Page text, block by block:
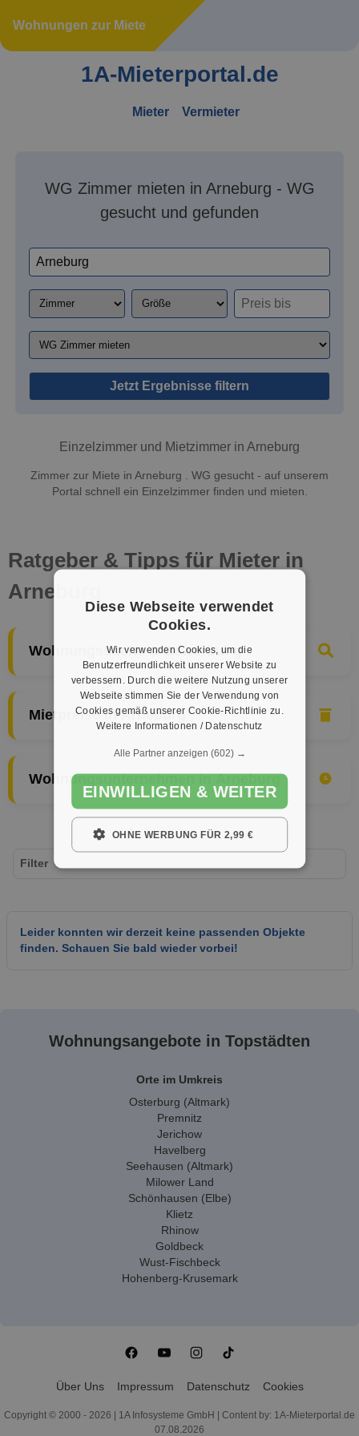
Wohnungen zur Miete
1A-Mieterportal.de
Mieter Vermieter
WG Zimmer mieten in Arneburg - WG
gesucht und gefunden
Jetzt Ergebnisse filtern
Einzelzimmer und Mietzimmer in Arneburg
Zimmer zur Miete in Arneburg . WG gesucht - auf unserem
Portal schnell ein Einzelzimmer finden und mieten.
Ratgeber & Tipps für Mieter in
Arneburg
Wohnungssuche & Bewerbung
Mietpreise in Arneburg
Wohnungsunternehmen in Arneburg
Leider konnten wir derzeit keine passenden Objekte
finden. Schauen Sie bald wieder vorbei!
Filter
Wohnungsangebote in Topstädten
Orte im Umkreis
Osterburg (Altmark)
Premnitz
Jerichow
Havelberg
Seehausen (Altmark)
Milower Land
Schönhausen (Elbe)
Klietz
Rhinow
Goldbeck
Wust-Fischbeck
Hohenberg-Krusemark
Über Uns Impressum Datenschutz Cookies
Copyright © 2000 - 2026 | 1A Infosysteme GmbH | Content by: 1A-Mieterportal.de
07.08.2026
Diese Webseite verwendet
Cookies.
Wir verwenden Cookies, um die
Benutzerfreundlichkeit unserer Website zu
verbessern. Durch die weitere Nutzung unserer
Webseite stimmen Sie der Verwendung von
Cookies gemäß unserer Cookie-Richtlinie zu.
Weitere Informationen / Datenschutz
Alle Partner anzeigen (602) →
EINWILLIGEN & WEITER
OHNE WERBUNG FÜR 2,99 €